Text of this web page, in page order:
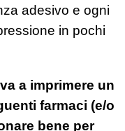
adesivo e ogni
in pochi
a imprimere un
farmaci (e/o
bene per